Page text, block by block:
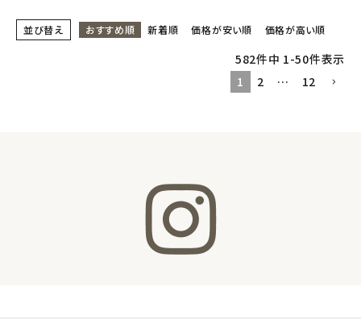
並び替え おすすめ順 新着順 価格が安い順 価格が高い順
582件中 1-50件表示
1
2 … 12